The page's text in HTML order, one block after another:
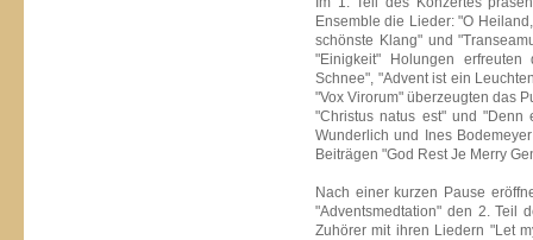
Ensemble die Lieder: "O
schönste Klang" und
"Einigkeit" Holungen
Schnee", "Advent ist ein
"Vox Virorum" überzeugten das
"Christus natus est" und
Wunderlich und Ines
Beiträgen "God Rest Je Merry
Nach einer kurzen Pause
"Adventsmedtation" den 2. Teil
Zuhörer mit ihren Liedern "Let